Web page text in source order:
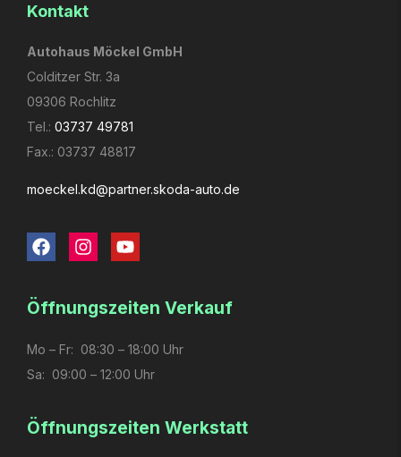
Kontakt
Autohaus Möckel GmbH
Colditzer Str. 3a
09306 Rochlitz
Tel.: 03737 49781
Fax.: 03737 48817
moeckel.kd­@partner.skoda-auto.de
Öffnungs­zeiten Verkauf
Mo – Fr: 08:30 – 18:00 Uhr
Sa: 09:00 – 12:00 Uhr
Öffnungs­zeiten Werkstatt